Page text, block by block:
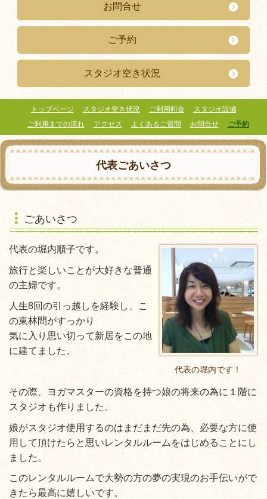
お問合せ
ご予約
スタジオ空き状況
トップページ スタジオ空き状況 ご利用料金
スタジオ設備
ご利用までの流れ
アクセス よくあるご質問 お問合せ ご予約
代表ごあいさつ
ごあいさつ
代表の堀内です！
代表の堀内順子です。
旅行と楽しいことが大好きな普通
の主婦です。
人生8回の引っ越しを経験し、こ
の東林間がすっかり
気に入り思い切って新居をこの地
に建てました。
その際、ヨガマスターの資格を持つ娘の将来の為に１階に
スタジオも作りました。
娘がスタジオ使用するのはまだまだ先の為、必要な方に使
用して頂けたらと思いレンタルルームをはじめることにし
ました。
このレンタルルームで大勢の方の夢の実現のお手伝いがで
きたら最高に嬉しいです。